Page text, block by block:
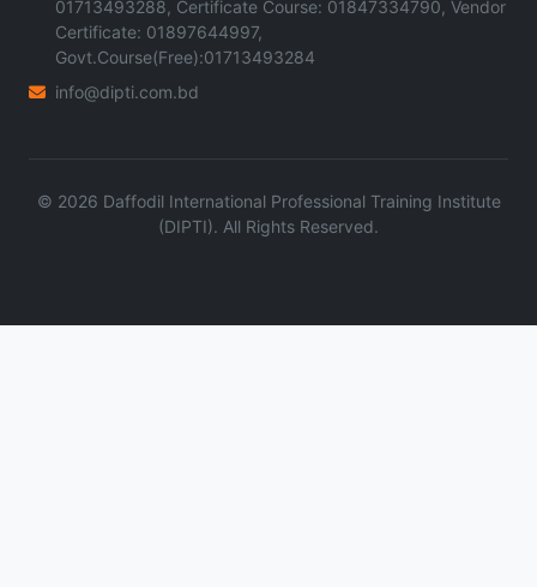
01713493288, Certificate Course: 01847334790, Vendor
Certificate: 01897644997,
Govt.Course(Free):01713493284
info@dipti.com.bd
© 2026 Daffodil International Professional Training Institute
(DIPTI). All Rights Reserved.